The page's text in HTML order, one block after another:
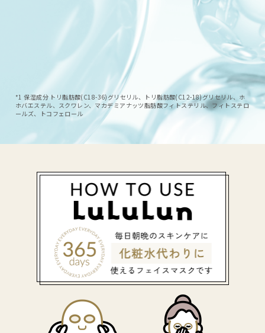
*1 保湿成分 トリ脂肪酸(C18-36)グリセリル、トリ脂肪酸(C12-18)グリセリル、ホ
ホバエステル、スクワレン、マカデミアナッツ脂肪酸フィトステリル、フィトステロ
ールズ、トコフェロール